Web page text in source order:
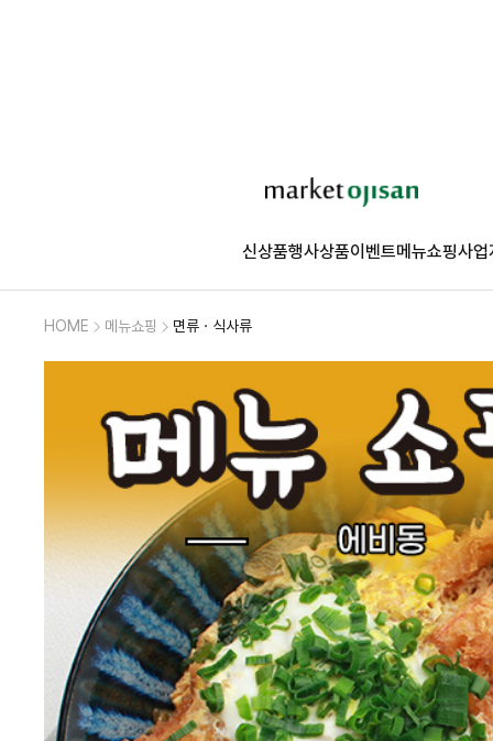
신상품행사상품이벤트메뉴쇼핑사업
HOME 메뉴쇼핑 면류ㆍ식사류